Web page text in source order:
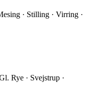
· Stilling · Virring ·
Rye · Svejstrup ·